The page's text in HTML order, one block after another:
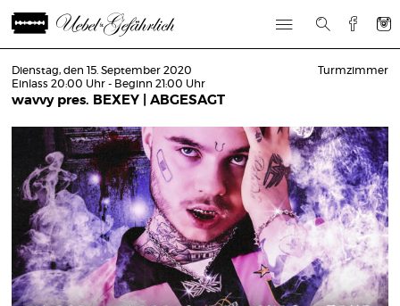
Dienstag, den 15. September 2020
Einlass 20:00 Uhr - Beginn 21:00 Uhr
wavvy pres. BEXEY | ABGESAGT
Turmzimmer